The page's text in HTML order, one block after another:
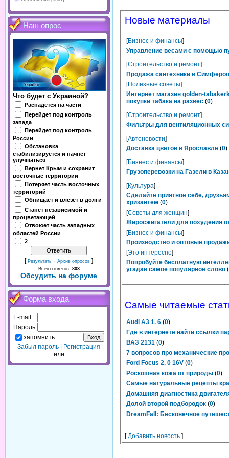
Наш опрос
Что будет с Украиной?
Распадется на части
Перейдет под контроль
запада
Перейдет под контроль
России
Обстановка
стабилизируется и начнет
улучшаться
Вернет Крым и сохранит
восточные территории
Потеряет часть восточных
территорий
Обнищает и влезет в долги
Станет независимой и
процветающей
Отвоюет часть западных
областей России
2
[ Результаты · Архив опросов ]
Всего ответов: 803
Обсудить на форуме
Форма входа
E-mail:
Пароль:
запомнить
Забыл пароль
Регистрация
или
Новые материалы
[Бизнес и финансы]
Управление весами с помощью
[Строительство и ремонт]
Продажа сантехники в
[Полезные советы]
Интернет магазин golden-
покупки табака на развес (0)
[Строительство и ремонт]
Фильтры для вентиляционных
[Автоновости]
Доставка цветов в Ярославле (0)
[Бизнес и финансы]
Грузоперевозки на Газели в
[Культура]
Сделайте приятное себе,
хризантем (0)
[Советы для женщин]
Жиросжигатели для похудения
[Бизнес и финансы]
Производство и оптовые
[Это интересно]
Попробуйте бесплатную
угадав самое популярное слово (
Самые читаемые
Audi A3 1. 6 (0)
Где в интернете найти ссылки
ВАЗ 2131 (0)
7 вопросов про механические
Ford Focus 2. 0 16V (0)
Роскошная кожа от природы (0)
Самые натуральные рецепты
Домашняя диагностика
Долой второй подбородок (0)
DreamFall: Бесконечное
[Добавить новость ]